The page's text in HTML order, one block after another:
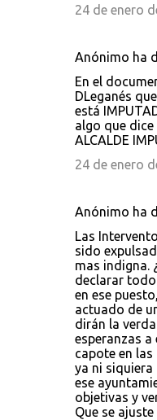
24 de enero
Anónimo ha
En el
DLeganés
está
algo que
ALCALDE
24 de enero
Anónimo ha
Las
sido
mas indigna.
declarar
en ese
actuado de
dirán la
esperanzas a
capote en las
ya ni siquiera
ese
objetivas y
Que se